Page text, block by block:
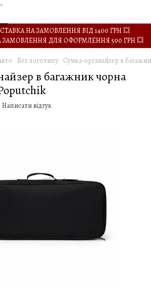
НА ЗАМОВЛЕННЯ ВІД 1400 ГРН 💥
ДЛЯ ОФОРМЛЕННЯ 500 ГРН 💥
Без логотипу Сумка-органайзер в
в багажник чорна
Написати відгук